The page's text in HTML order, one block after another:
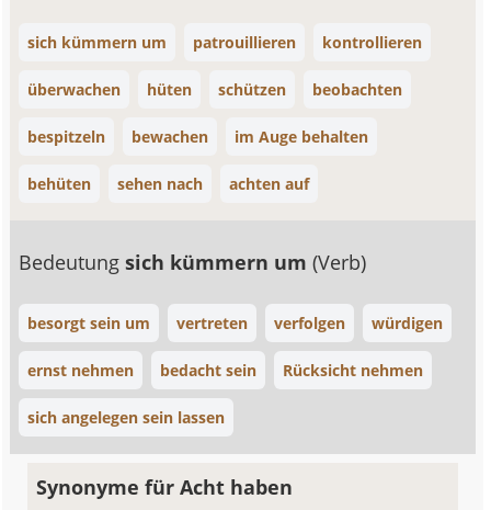
sich kümmern um patrouillieren kontrollieren
überwachen hüten schützen beobachten
bespitzeln bewachen im Auge behalten
behüten sehen nach achten auf
Bedeutungsich kümmern um(Verb)
besorgt sein um vertreten verfolgen würdigen
ernst nehmen bedacht sein Rücksicht nehmen
sich angelegen sein lassen
Synonyme für Acht haben